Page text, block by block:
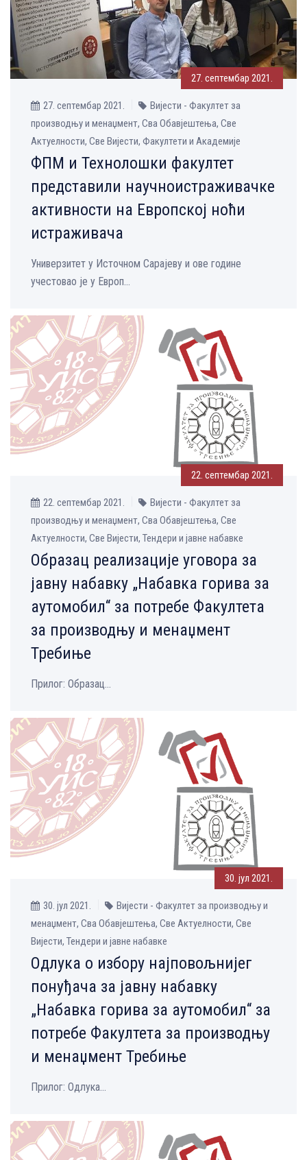
27. септембар 2021.
27. септембар 2021.
Вијести - Факултет за
производњу и менаџмент, Сва Обавјештења, Све
Aктуелности, Све Вијести, Факултети и Академије
ФПМ и Технолошки факултет
представили научноистраживачке
активности на Европској ноћи
истраживача
Универзитет у Источном Сарајеву и ове године
учестовао је у Европ...
22. септембар 2021.
22. септембар 2021.
Вијести - Факултет за
производњу и менаџмент, Сва Обавјештења, Све
Aктуелности, Све Вијести, Тендери и јавне набавке
Образац реализације уговора за
јавну набавку „Набавка горива за
аутомобил“ за потребе Факултета
за производњу и менаџмент
Требиње
Прилог: Образац...
30. јул 2021.
30. јул 2021.
Вијести - Факултет за производњу и
менаџмент, Сва Обавјештења, Све Aктуелности, Све
Вијести, Тендери и јавне набавке
Одлукa о избору најповољнијег
понуђача за јавну набавку
„Набавка горива за аутомобил“ за
потребе Факултета за производњу
и менаџмент Требиње
Прилог: Одлука...